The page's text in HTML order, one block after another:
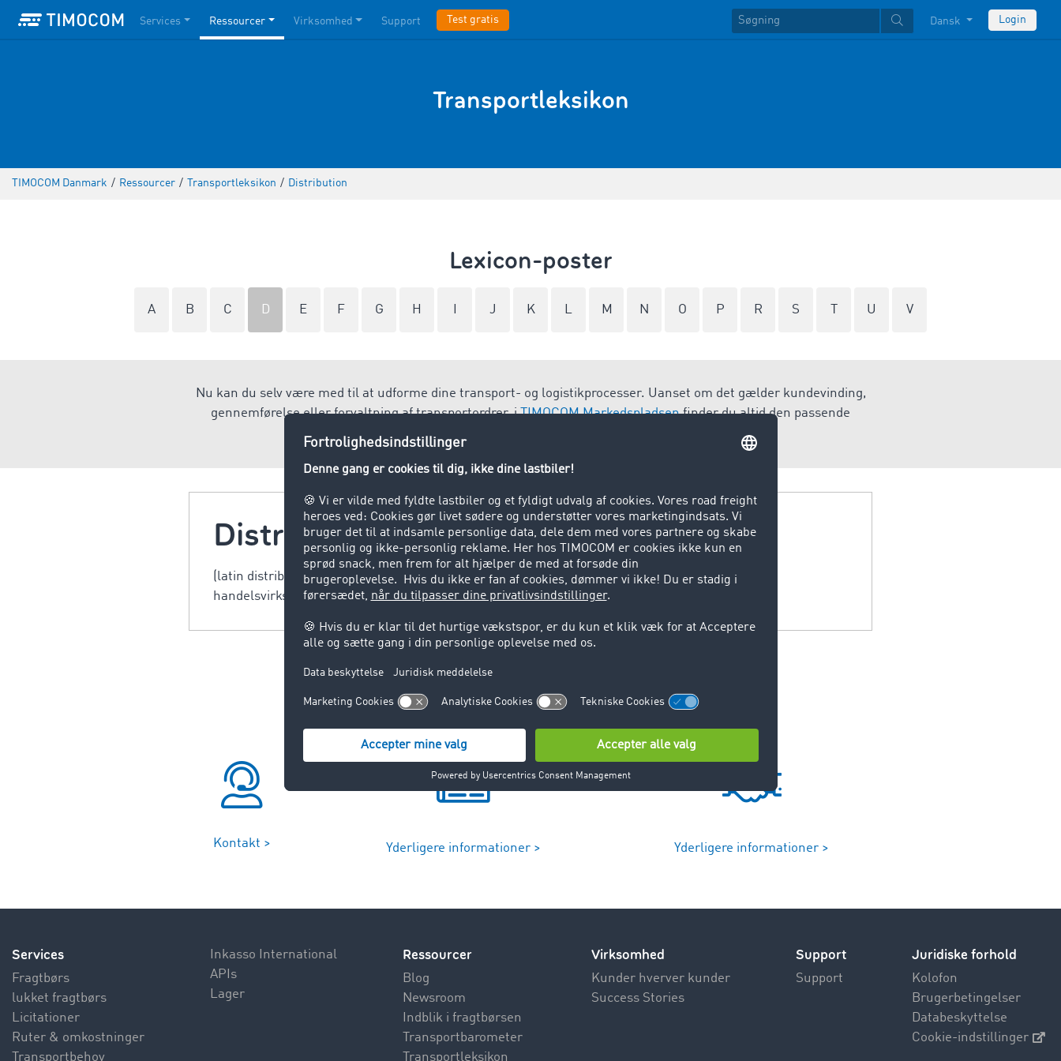
Services Ressourcer Virksomhed Support Test gratis Dansk Login
Transportleksikon
TIMOCOM Danmark / Ressourcer / Transportleksikon / Distribution
Lexicon-poster
A B C D E F G H J K L M N O P R S U V
Nu kan du selv være med til at udforme dine transport- og logistikprocesser. Uanset om det gælder kundevinding,
gennemførelse eller forvaltning af transportordrer, iTIMOCOM Markedspladsenfinder du altid den passende
funktion i henhold til dine behov og dit aktuelle digitaliseringsniveau.
Distribution
(latin distribūtiō, fordeling): Betegner alle processerne i salgskanalen mellem producenter og
handelsvirksomheder ud til forbrugeren.
Kontakt > Yderligere informationer > Yderligere informationer >
Services
Fragtbørs
lukket fragtbørs
Licitationer
Ruter & omkostninger
Transportbehov
Inkasso International
APIs
Lager
Ressourcer
Blog
Newsroom
Indblik i fragtbørsen
Transportbarometer
Transportleksikon
Virksomhed
Kunder hverver kunder
Success Stories
Support
Support
Juridiske forhold
Kolofon
Brugerbetingelser
Databeskyttelse
Cookie-indstillinger